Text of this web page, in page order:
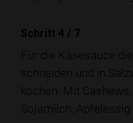
Schritt 4 / 7
Für die Käsesauce
schneiden und in
kochen. Mit
Sojamilch, Apfelessig